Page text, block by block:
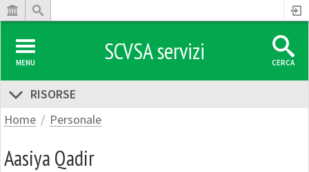
MENU SCVSA servizi CERCA
RISORSE
Home
Personale
Aasiya Qadir